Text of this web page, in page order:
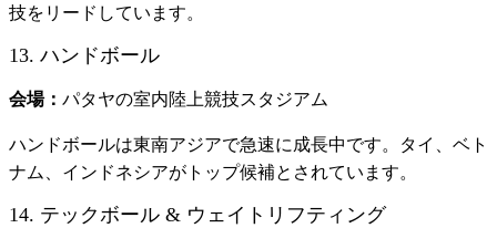
技をリードしています。
13. ハンドボール
会場： パタヤの室内陸上競技スタジアム
ハンドボールは東南アジアで急速に成長中です。タイ、ベト
ナム、インドネシアがトップ候補とされています。
14. テックボール & ウェイトリフティング